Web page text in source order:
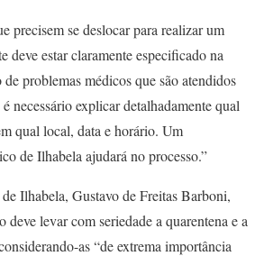
precisem se deslocar para realizar um
deve estar claramente especificado na
problemas médicos que são atendidos
necessário explicar detalhadamente qual
qual local, data e horário. Um
de Ilhabela ajudará no processo.”
Ilhabela, Gustavo de Freitas Barboni,
deve levar com seriedade a quarentena e a
as “de extrema importância